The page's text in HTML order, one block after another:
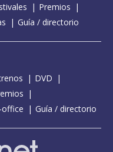
Premios
Guía / directorio
DVD
Guía / directorio